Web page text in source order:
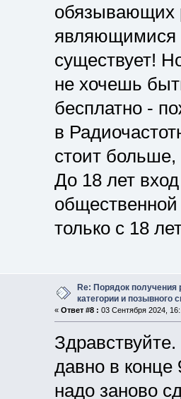
обязывающих
являющимися
существует!
не хочешь
бесплатно -
в
стоит
До 18 лет
только с 18
Re: Порядок
категории и позывного
« Ответ #8 : 03 Сентября 2024,
давно в конце
надо заново